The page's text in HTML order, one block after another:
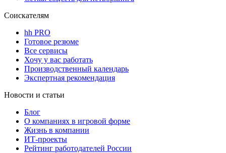
Соискателям
hh PRO
Готовое резюме
Все сервисы
Хочу у вас работать
Производственный календарь
Экспертная рекомендация
Новости и статьи
Блог
О компаниях в игровой форме
Жизнь в компании
ИТ-проекты
Рейтинг работодателей России